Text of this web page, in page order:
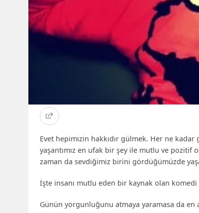
Evet hepimizin hakkıdır gülmek. Her ne
yaşantımız en ufak bir şey ile mutlu ve
zaman da sevdiğimiz birini gördüğümüzde
İşte insanı mutlu eden bir kaynak olan
Günün yorgunluğunu atmaya yaramasa da en